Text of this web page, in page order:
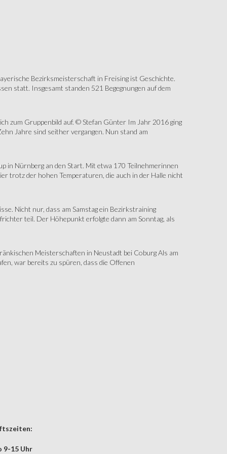
Bezirksmeisterschaft in Freising ist Geschichte.
statt. Insgesamt standen 521 Begegnungen auf dem
zum Gruppenbild auf. © Stefan Günter Im Jahr 2016 ging
Jahre sind seither vergangen. Nun stand am
in Nürnberg an den Start. Mit etwa 170 Teilnehmerinnen
trotz der hohen Temperaturen, die auch in der Halle nicht
Nicht nur, dass am Samstag ein Bezirkstraining
teil. Der Höhepunkt erfolgte dann am Sonntag, als
Meisterschaften in Neustadt bei Coburg Als am
war bereits zu spüren, dass die Offenen
9-15 Uhr